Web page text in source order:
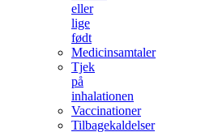
eller
lige
født
Medicinsamtaler
Tjek
på
inhalationen
Vaccinationer
Tilbagekaldelser